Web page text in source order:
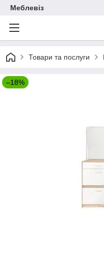
Меблевіз
Товари та послуги
–18%